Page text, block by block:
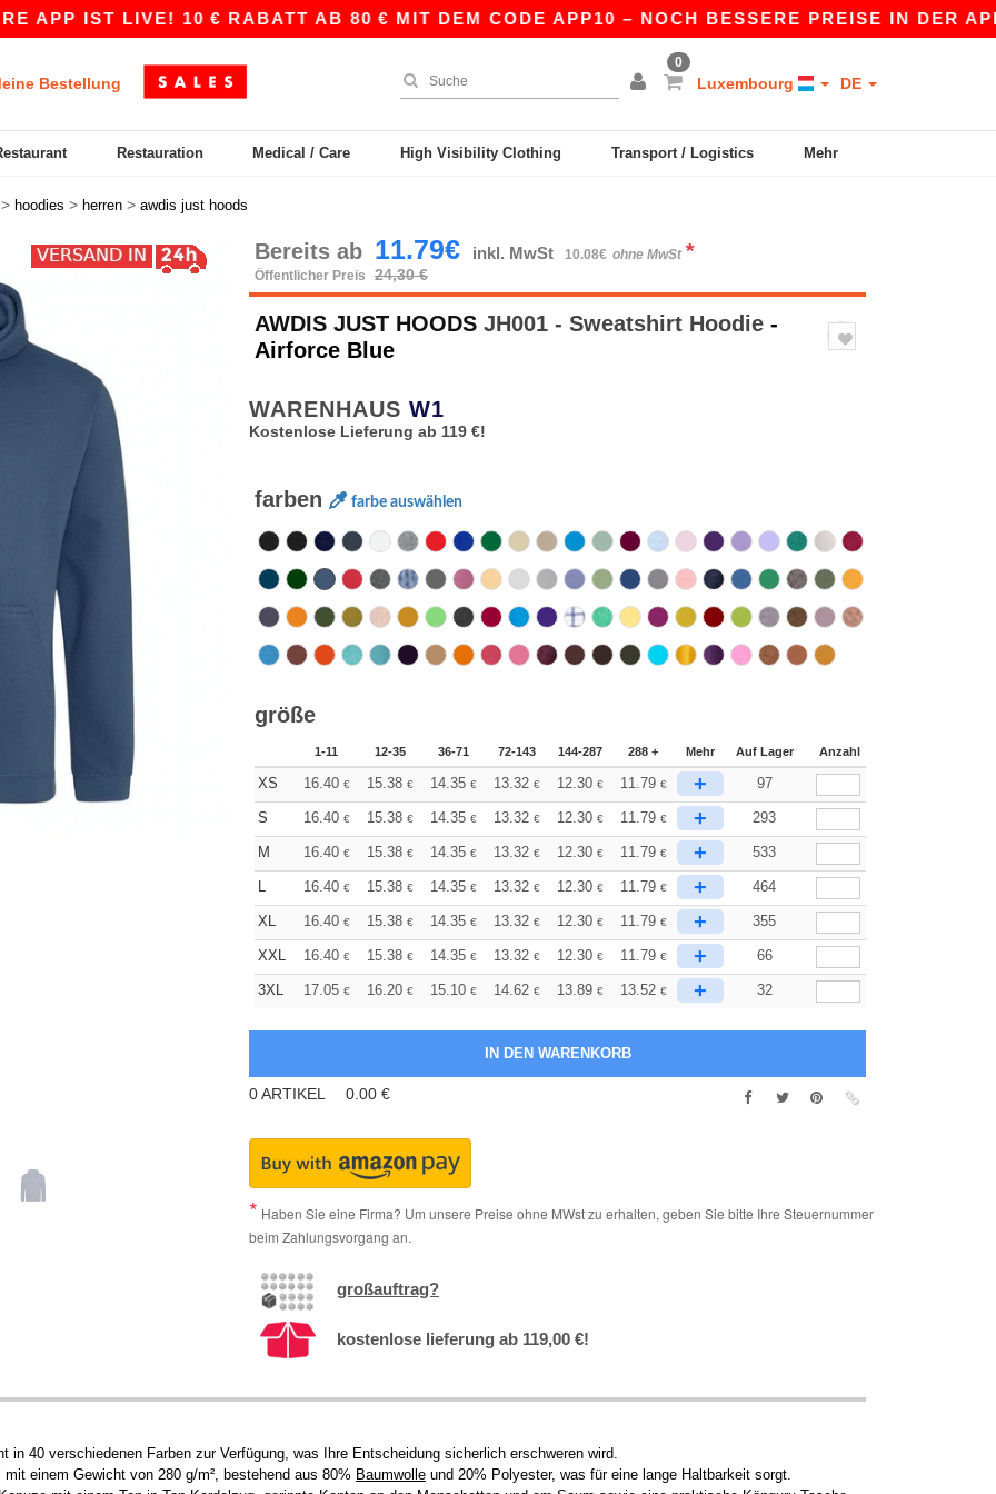
LIVE! 10 € RABATT AB 80 € MIT DEM CODE APP10 – NOCH BESSERE PREISE IN DER APP! |
Bestellung
0
Luxembourg DE
Restauration Medical / Care High Visibility Clothing Transport / Logistics Mehr
> hoodies > herren > awdis just hoods
Bereits ab 11.79€ inkl. MwSt 10.08€ ohne MwSt *
Öffentlicher Preis 24,30 €
AWDIS JUST HOODS JH001 - Sweatshirt Hoodie -
Airforce Blue
WARENHAUS W1
Kostenlose Lieferung ab 119 €!
farben farbe auswählen
größe
1-11 12-35 36-71 72-143 144-287 288 + Mehr Auf Lager Anzahl
XS 16.40 € 15.38 € 14.35 € 13.32 € 12.30 € 11.79 € + 97
S 16.40 € 15.38 € 14.35 € 13.32 € 12.30 € 11.79 € + 293
M 16.40 € 15.38 € 14.35 € 13.32 € 12.30 € 11.79 € + 533
L 16.40 € 15.38 € 14.35 € 13.32 € 12.30 € 11.79 € + 464
XL 16.40 € 15.38 € 14.35 € 13.32 € 12.30 € 11.79 € + 355
XXL 16.40 € 15.38 € 14.35 € 13.32 € 12.30 € 11.79 € + 66
3XL 17.05 € 16.20 € 15.10 € 14.62 € 13.89 € 13.52 € + 32
0ARTIKEL 0.00 €
Haben Sie eine Firma? Um unsere Preise ohne MWst zu erhalten, geben Sie bitte Ihre Steuernummer
beim Zahlungsvorgang an.
großauftrag?
kostenlose lieferung ab 119,00 €!
40 verschiedenen Farben zur Verfügung, was Ihre Entscheidung sicherlich erschweren wird.
einem Gewicht von 280 g/m², bestehend aus 80% Baumwolle und 20% Polyester, was für eine lange Haltbarkeit sorgt.